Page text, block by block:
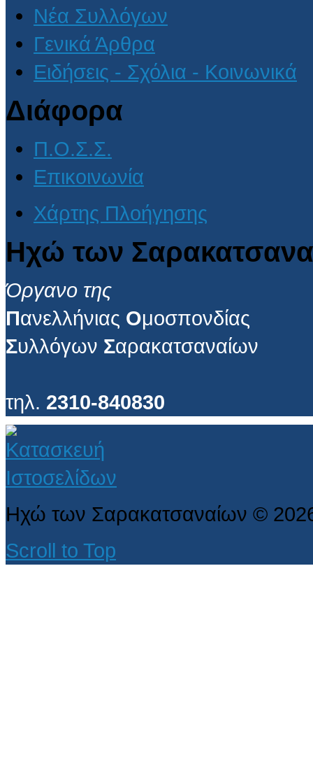
Νέα Συλλόγων
Γενικά Άρθρα
Ειδήσεις - Σχόλια - Κοινωνικά
Διάφορα
Π.Ο.Σ.Σ.
Επικοινωνία
Χάρτης Πλοήγησης
Ηχώ των
Όργανο της
Πανελλήνιας Ομοσπονδίας
Συλλόγων Σαρακατσαναίων
τηλ. 2310-840830
Ηχώ των Σαρακατσαναίων ©
Scroll to Top